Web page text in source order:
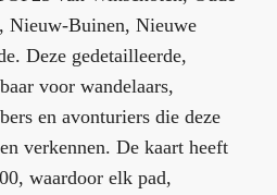
Nieuw-Buinen, Nieuwe
Deze gedetailleerde,
voor wandelaars,
en avonturiers die deze
verkennen. De kaart heeft
waardoor elk pad,